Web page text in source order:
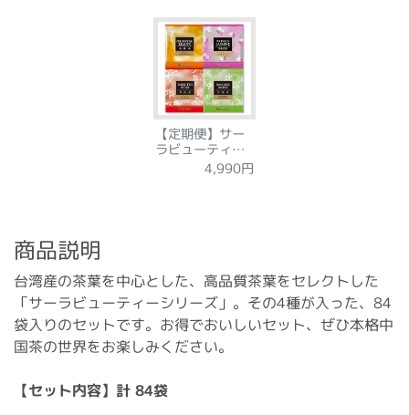
【定期便】サー
ラビューティー4
種セット4,990円
商品説明
台湾産の茶葉を中心とした、高品質茶葉をセレクトした
「サーラビューティーシリーズ」。その4種が入った、84
袋入りのセットです。お得でおいしいセット、ぜひ本格中
国茶の世界をお楽しみください。
【セット内容】計 84袋